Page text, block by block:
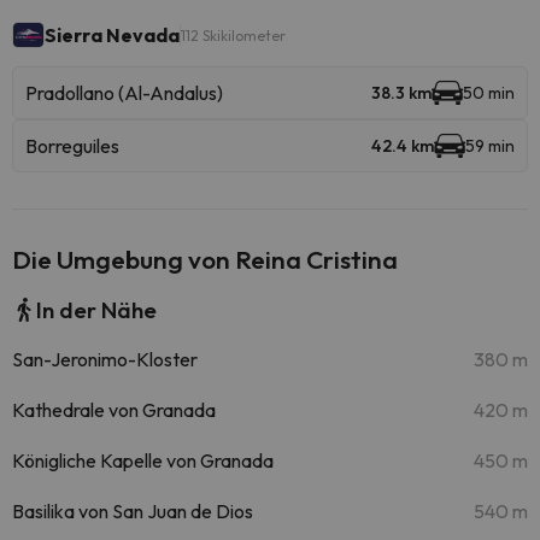
Sierra Nevada112 Skikilometer
Pradollano (Al-Andalus) 38.3 km 50 min
Borreguiles 42.4 km 59 min
Die Umgebung von Reina Cristina
In der Nähe
San-Jeronimo-Kloster 380 m
Kathedrale von Granada 420 m
Königliche Kapelle von Granada 450 m
Basilika von San Juan de Dios 540 m